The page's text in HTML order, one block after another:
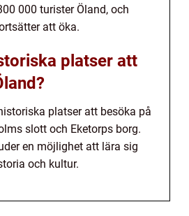
000 turister Öland, och
att öka.
platser att
platser att besöka på
slott och Eketorps borg.
en möjlighet att lära sig
och kultur.